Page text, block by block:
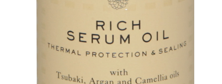
Zkušební stránka